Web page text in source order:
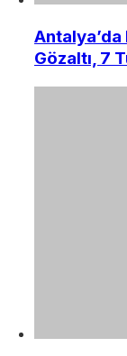
Antalya’da
Gözaltı, 7